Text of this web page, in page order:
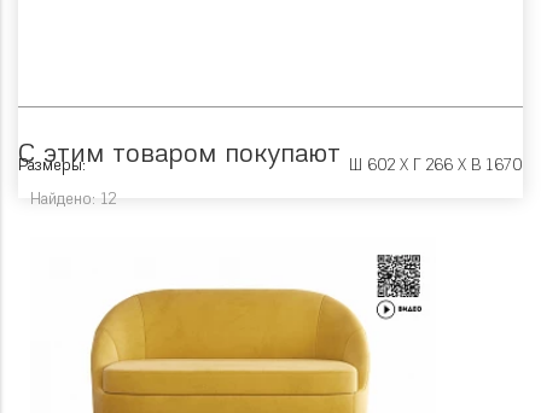
Размеры: Ш 602 X Г 266 X В 1670
С этим товаром покупают
Найдено: 12